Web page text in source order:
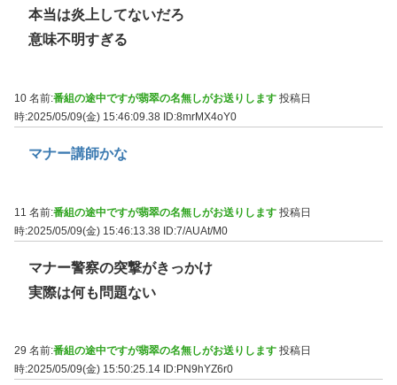
本当は炎上してないだろ
意味不明すぎる
10 名前:番組の途中ですが翡翠の名無しがお送りします 投稿日
時:2025/05/09(金) 15:46:09.38 ID:8mrMX4oY0
マナー講師かな
11 名前:番組の途中ですが翡翠の名無しがお送りします 投稿日
時:2025/05/09(金) 15:46:13.38 ID:7/AUAt/M0
マナー警察の突撃がきっかけ
実際は何も問題ない
29 名前:番組の途中ですが翡翠の名無しがお送りします 投稿日
時:2025/05/09(金) 15:50:25.14 ID:PN9hYZ6r0